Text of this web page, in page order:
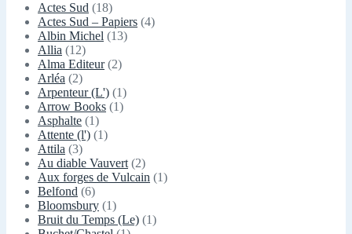
Actes Sud (18)
Actes Sud – Papiers (4)
Albin Michel (13)
Allia (12)
Alma Editeur(2)
Arléa (2)
Arpenteur (L') (1)
Arrow Books (1)
Asphalte (1)
Attente (l') (1)
Attila (3)
Au diable Vauvert(2)
Aux forges de Vulcain (1)
Belfond (6)
Bloomsbury (1)
Bruit du Temps (Le) (1)